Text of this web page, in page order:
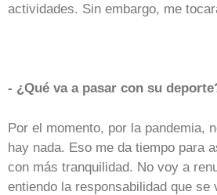
actividades. Sin embargo, me
- ¿Qué va a pasar con su
Por el momento, por la pandemia,
hay nada. Eso me da tiempo para
con más tranquilidad. No voy a
entiendo la responsabilidad que se